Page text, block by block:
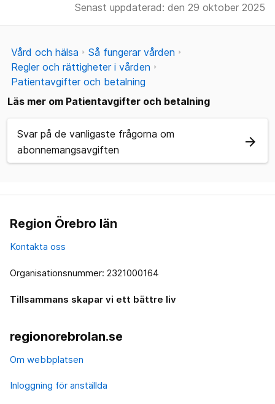
Senast uppdaterad: den 29 oktober 2025
Vård och hälsa
Så fungerar vården
Regler och rättigheter i vården
Patientavgifter och betalning
Läs mer om Patientavgifter och betalning
Svar på de vanligaste frågorna om
abonnemangsavgiften
arrow_forward
Region Örebro län
Kontakta oss
Organisationsnummer: 2321000164
Tillsammans skapar vi ett bättre liv
regionorebrolan.se
Om webbplatsen
Inloggning för anställda